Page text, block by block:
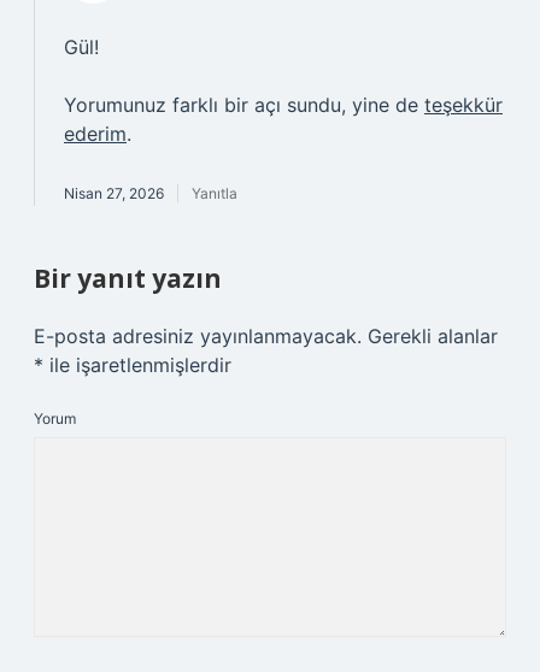
Gül!
Yorumunuz farklı bir açı sundu, yine de teşekkür
ederim.
Nisan 27, 2026 Yanıtla
Bir yanıt yazın
E-posta adresiniz yayınlanmayacak. Gerekli alanlar
* ile işaretlenmişlerdir
Yorum